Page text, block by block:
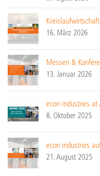
16. März 2026
Messen &
13. Januar 2026
econ industries at
8. Oktober 2025
econ industries
21. August 2025